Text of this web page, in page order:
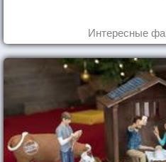
Интересные